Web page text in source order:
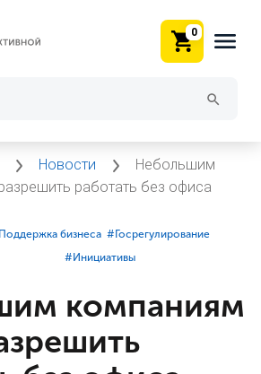
0
Новости
Небольшим
работать без офиса
бизнеса #⁣Госрегулирование
#⁣Инициативы
компаниям